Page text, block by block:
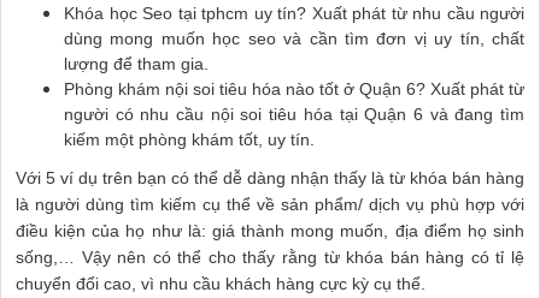
Khóa học Seo tại tphcm uy tín? Xuất phát từ nhu cầu người
dùng mong muốn học seo và cần tìm đơn vị uy tín, chất
lượng để tham gia.
Phòng khám nội soi tiêu hóa nào tốt ở Quận 6? Xuất phát từ
người có nhu cầu nội soi tiêu hóa tại Quận 6 và đang tìm
kiếm một phòng khám tốt, uy tín.
Với 5 ví dụ trên bạn có thể dễ dàng nhận thấy là từ khóa bán hàng
là người dùng tìm kiếm cụ thể về sản phẩm/ dịch vụ phù hợp với
điều kiện của họ như là: giá thành mong muốn, địa điểm họ sinh
sống,… Vậy nên có thể cho thấy rằng từ khóa bán hàng có tỉ lệ
chuyển đổi cao, vì nhu cầu khách hàng cực kỳ cụ thể.